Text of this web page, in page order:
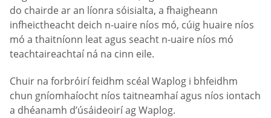
do chairde ar an líonra sóisialta, a fhaigheann
infheictheacht deich n-uaire níos mó, cúig huaire níos
mó a thaitníonn leat agus seacht n-uaire níos mó
teachtaireachtaí ná na cinn eile.
Chuir na forbróirí feidhm scéal Waplog i bhfeidhm
chun gníomhaíocht níos taitneamhaí agus níos iontach
a dhéanamh d’úsáideoirí ag Waplog.